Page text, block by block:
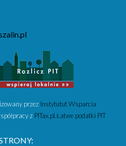
przez Instytutut Wsparcia
z PITax.pl.Łatwe podatki PIT